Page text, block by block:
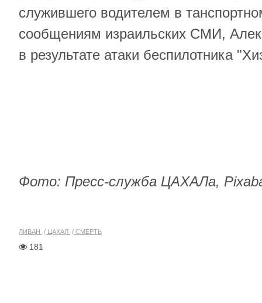
служившего водителем в
сообщениям израильских СМИ,
в результате атаки беспилотника
Фото: Пресс-служба ЦАХАЛа,
ЛИВАН ЦАХАЛ СМЕРТЬ
181